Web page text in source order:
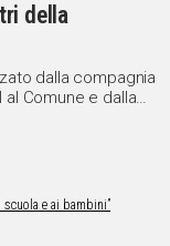
della
dalla compagnia
Comune e dalla